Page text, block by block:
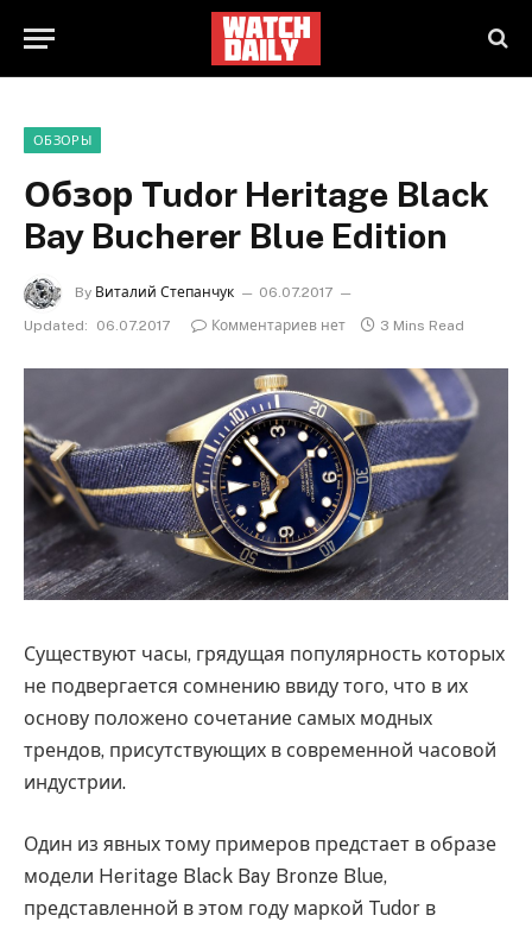
ОБЗОРЫ
Обзор Tudor Heritage Black
Bay Bucherer Blue Edition
By Виталий Степанчук
06.07.2017
Updated:
06.07.2017 Комментариев нет 3 Mins Read
Существуют часы, грядущая популярность которых
не подвергается сомнению ввиду того, что в их
основу положено сочетание самых модных
трендов, присутствующих в современной часовой
индустрии.
Один из явных тому примеров предстает в образе
модели Heritage Black Bay Bronze Blue,
представленной в этом году маркой Tudor в